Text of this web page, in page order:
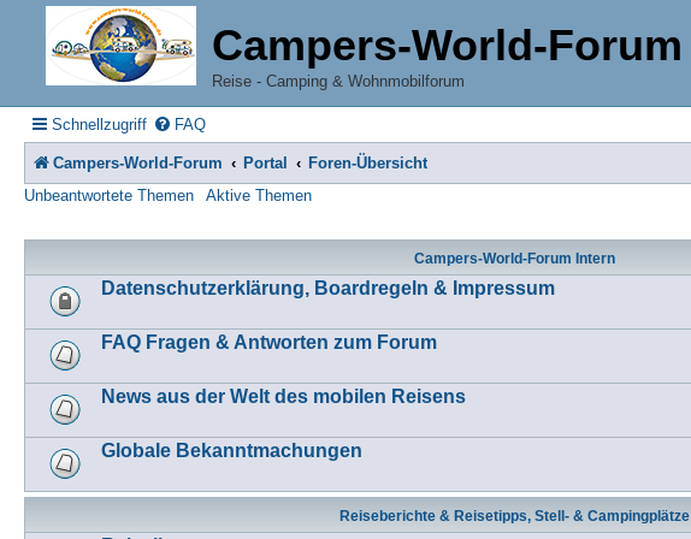
Campers-World-Forum
Reise - Camping & Wohnmobilforum
Schnellzugriff FAQ
Campers-World-Forum Portal
Foren-Übersicht
Unbeantwortete Themen
Aktive Themen
Campers-World-Forum Intern
Datenschutzerklärung, Boardregeln & Impressum
FAQ Fragen & Antworten zum Forum
News aus der Welt des mobilen Reisens
Globale Bekanntmachungen
Reiseberichte & Reisetipps, Stell- & Campingplätze